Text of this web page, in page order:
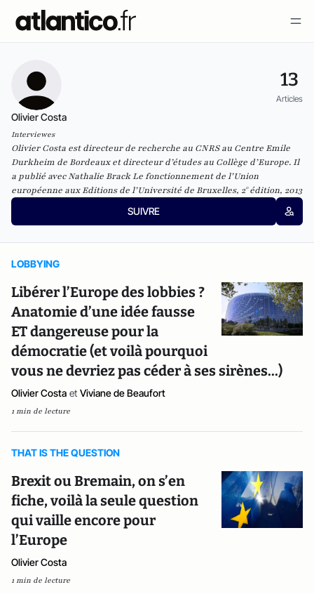
13
Articles
Olivier Costa
Interviewes
Olivier Costa est directeur de recherche au CNRS au Centre Emile
Durkheim de Bordeaux et directeur d’études au Collège d’Europe. Il
a publié avec Nathalie BrackLe fonctionnement del’Union
européenne auxEditions de l’Université de Bruxelles, 2° édition, 2013
SUIVRE
LOBBYING
Libérer l’Europe des lobbies ?
Anatomie d’une idée fausse
ET dangereuse pour la
démocratie (et voilà pourquoi
vous ne devriez pas céder à ses sirènes...)
Olivier Costa et Viviane de Beaufort
1 min de lecture
THAT IS THE QUESTION
Brexit ou Bremain, on s’en
fiche, voilà la seule question
qui vaille encore pour
l’Europe
Olivier Costa
1 min de lecture